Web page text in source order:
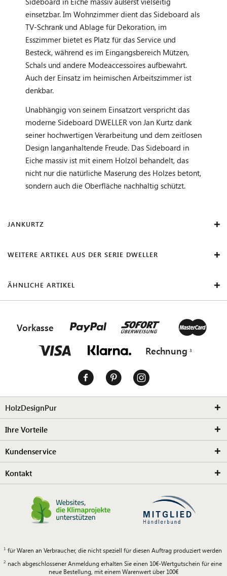
einsetzbar. Im Wohnzimmer dient das Sideboard als
TV-Schrank und Ablage für Dekoration, im
Esszimmer bietet es Platz für das Service und
Besteck, während es im Eingangsbereich Mützen,
Schals und andere Modeaccessoires aufbewahrt.
Auch der Einsatz im heimischen Arbeitszimmer ist
denkbar.
Unabhängig von seinem Einsatzort verspricht das
moderne Sideboard DWELLER von Jan Kurtz dank
seiner hochwertigen Verarbeitung und dem zeitlosen
Design langanhaltende Freude. Das Sideboard in
Eiche massiv ist mit einem Holzöl behandelt, das
nicht nur die natürliche Maserung des Holzes betont,
sondern auch die Oberfläche nachhaltig schützt.
JANKURTZ
WEITERE ARTIKEL AUS DER SERIE DWELLER
ÄHNLICHE ARTIKEL
Vorkasse
Rechnung
HolzDesignPur
Ihre Vorteile
Kundenservice
Kontakt
für Waren an Verbraucher, die nicht speziell für diesen Auftrag produziert werden
nach abgeschlossener Anmeldung erhalten Sie einen 10€-Wertgutschein für eine
neue Bestellung, mit einem Warenwert über 100€